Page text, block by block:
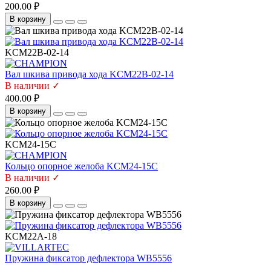
200.00 ₽
В корзину
KCM22B-02-14
Вал шкива привода хода KCM22B-02-14
В наличии ✓
400.00 ₽
В корзину
KCM24-15C
Кольцо опорное желоба KCM24-15C
В наличии ✓
260.00 ₽
В корзину
KCM22A-18
Пружина фиксатор дефлектора WB5556